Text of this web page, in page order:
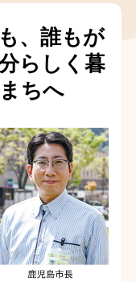
、誰もが
らしく暮
ちへ